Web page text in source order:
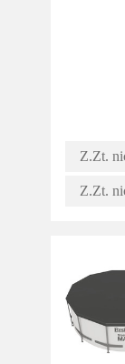
Z.Zt.
Z.Zt.